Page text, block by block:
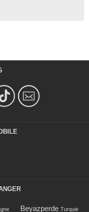
Beyazperde Turquie